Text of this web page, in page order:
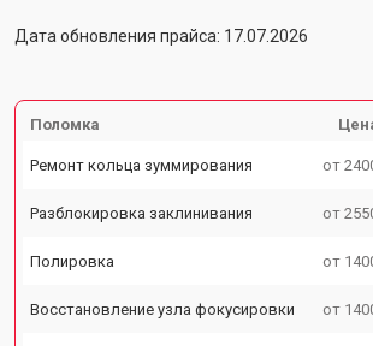
Дата обновления прайса: 17.07.2026
Поломка
Ремонт кольца зуммирования от
Разблокировка заклинивания от
Полировка от
Восстановление узла фокусировки от